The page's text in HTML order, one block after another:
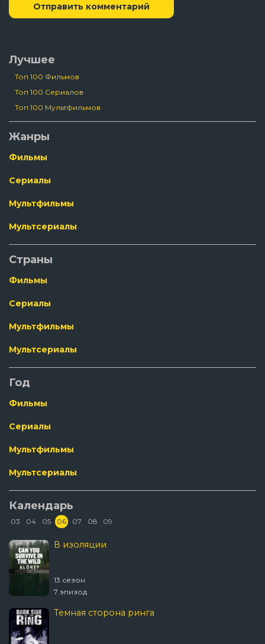
Отправить комментарий
Лучшее
Топ 100 Фильмов
Топ 100 Сериалов
Топ 100 Мультфильмов
Жанры
Фильмы
Сериалы
Мультфильмы
Мультсериалы
Страны
Фильмы
Сериалы
Мультфильмы
Мультсериалы
Год
Фильмы
Сериалы
Мультфильмы
Мультсериалы
Календарь
03 04 05 06 07 08 09
В изоляции
13 сезон
7 эпизод
Темная сторона ринга